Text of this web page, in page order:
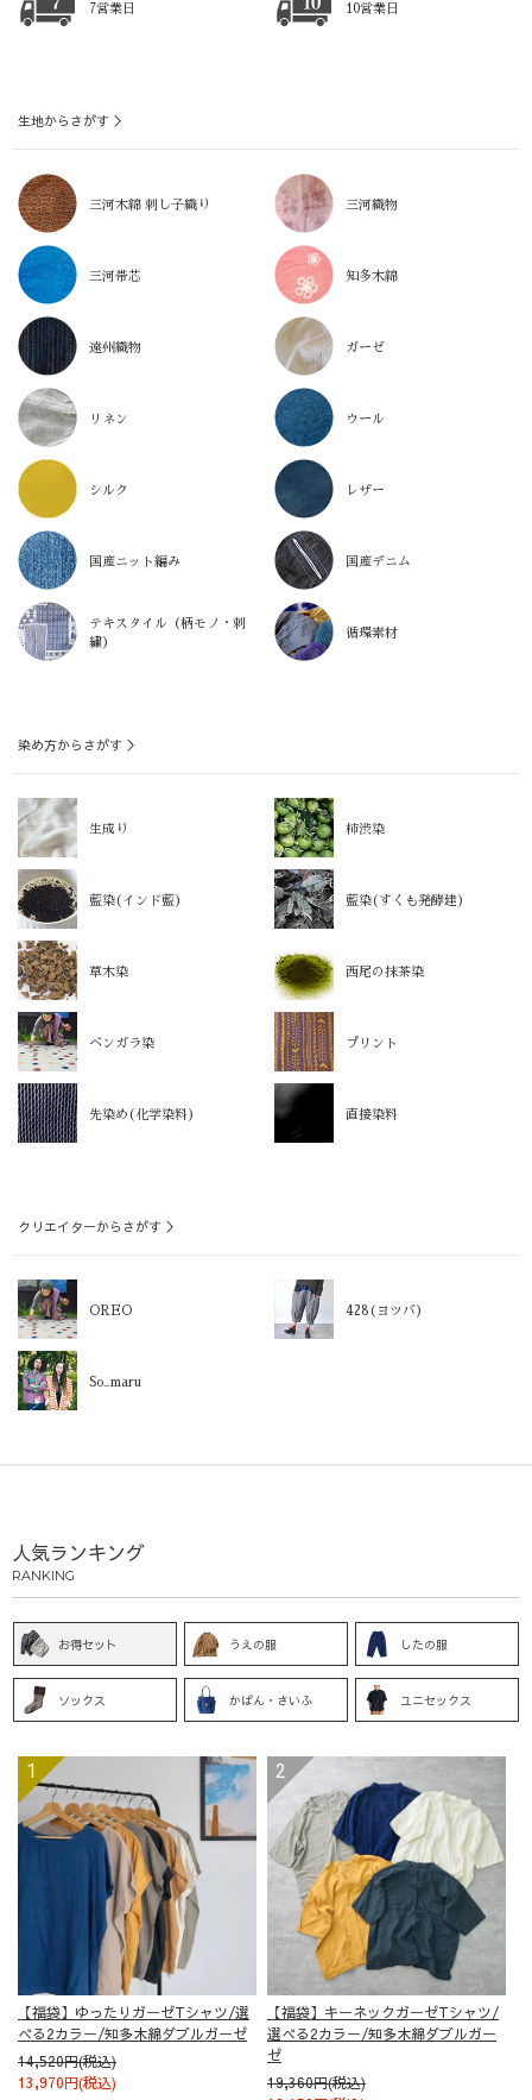
7営業日 10営業日
生地からさがす ＞
三河木綿 刺し子織り 三河織物
三河帯芯 知多木綿
遠州織物 ガーゼ
リネン ウール
シルク レザー
国産ニット編み 国産デニム
テキスタイル（柄モノ・刺
繍）
循環素材
染め方からさがす ＞
生成り 柿渋染
藍染(インド藍) 藍染(すくも発酵建)
草木染 西尾の抹茶染
ベンガラ染 プリント
先染め(化学染料) 直接染料
クリエイターからさがす ＞
OREO 428(ヨツバ)
So_maru
人気ランキング
RANKING
お得セット うえの服 したの服
ソックス かばん・さいふ ユニセックス
【福袋】ゆったりガーゼTシャツ/選
べる2カラー/知多木綿ダブルガーゼ
14,520円(税込)
13,970円(税込)
【福袋】キーネックガーゼTシャツ/
選べる2カラー/知多木綿ダブルガー
ゼ
19,360円(税込)